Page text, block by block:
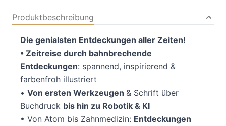
Produktbeschreibung
Die genialsten Entdeckungen aller Zeiten!
• Zeitreise durch bahnbrechende
Entdeckungen: spannend, inspirierend &
farbenfroh illustriert
• Von ersten Werkzeugen & Schrift über
Buchdruck bis hin zu Robotik & KI
• Von Atom bis Zahnmedizin: Entdeckungen